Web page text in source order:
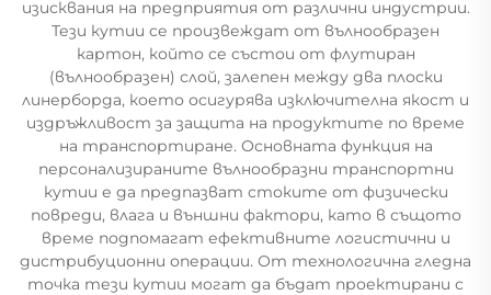
изисквания на предприятия от различни индустрии.
Тези кутии се произвеждат от вълнообразен
картон, който се състои от флутиран
(вълнообразен) слой, залепен между два плоски
линерборда, което осигурява изключителна якост и
издръжливост за защита на продуктите по време
на транспортиране. Основната функция на
персонализираните вълнообразни транспортни
кутии е да предпазват стоките от физически
повреди, влага и външни фактори, като в същото
време подпомагат ефективните логистични и
дистрибуционни операции. От технологична гледна
точка тези кутии могат да бъдат проектирани с